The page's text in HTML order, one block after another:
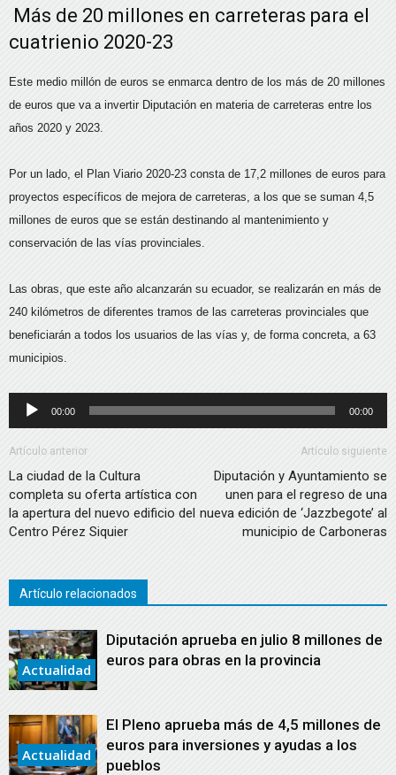
Más de 20 millones en carreteras para el
cuatrienio 2020-23
Este medio millón de euros se enmarca dentro de los más de 20 millones
de euros que va a invertir Diputación en materia de carreteras entre los
años 2020 y 2023.
Por un lado, el Plan Viario 2020-23 consta de 17,2 millones de euros para
proyectos específicos de mejora de carreteras, a los que se suman 4,5
millones de euros que se están destinando al mantenimiento y
conservación de las vías provinciales.
Las obras, que este año alcanzarán su ecuador, se realizarán en más de
240 kilómetros de diferentes tramos de las carreteras provinciales que
beneficiarán a todos los usuarios de las vías y, de forma concreta, a 63
municipios.
Reproductor
de
audio
00:00 00:00
Artículo anterior
La ciudad de la Cultura
completa su oferta artística con
la apertura del nuevo edificio del
Centro Pérez Siquier
Artículo siguiente
Diputación y Ayuntamiento se
unen para el regreso de una
nueva edición de ‘Jazzbegote’ al
municipio de Carboneras
Artículo relacionados
Actualidad
Diputación aprueba en julio 8 millones de
euros para obras en la provincia
Actualidad
El Pleno aprueba más de 4,5 millones de
euros para inversiones y ayudas a los
pueblos